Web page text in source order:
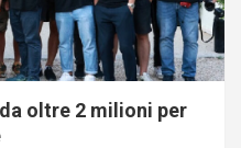
oltre 2 milioni per